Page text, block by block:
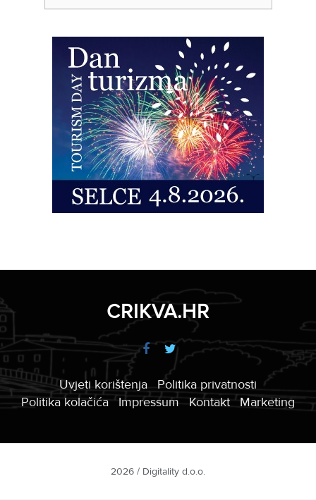
CRIKVA.HR
Uvjeti korištenja
Politika privatnosti
Politika kolačića
Impressum Kontakt Marketing
2026 / Digitality d.o.o.